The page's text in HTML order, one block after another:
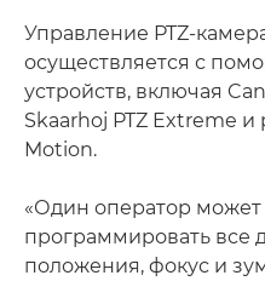
Управление PTZ-
осуществляется с
устройств, включая
Skaarhoj PTZ Extreme
Motion.
«Один оператор может
программировать все
положения, фокус и